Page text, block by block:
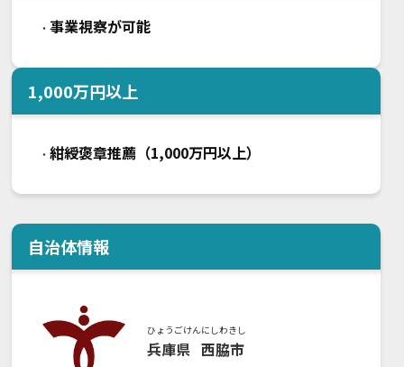
・事業視察が可能
1,000万円以上
・紺綬褒章推薦（1,000万円以上）
自治体情報
ひょうごけん
兵庫県
にしわきし
西脇市